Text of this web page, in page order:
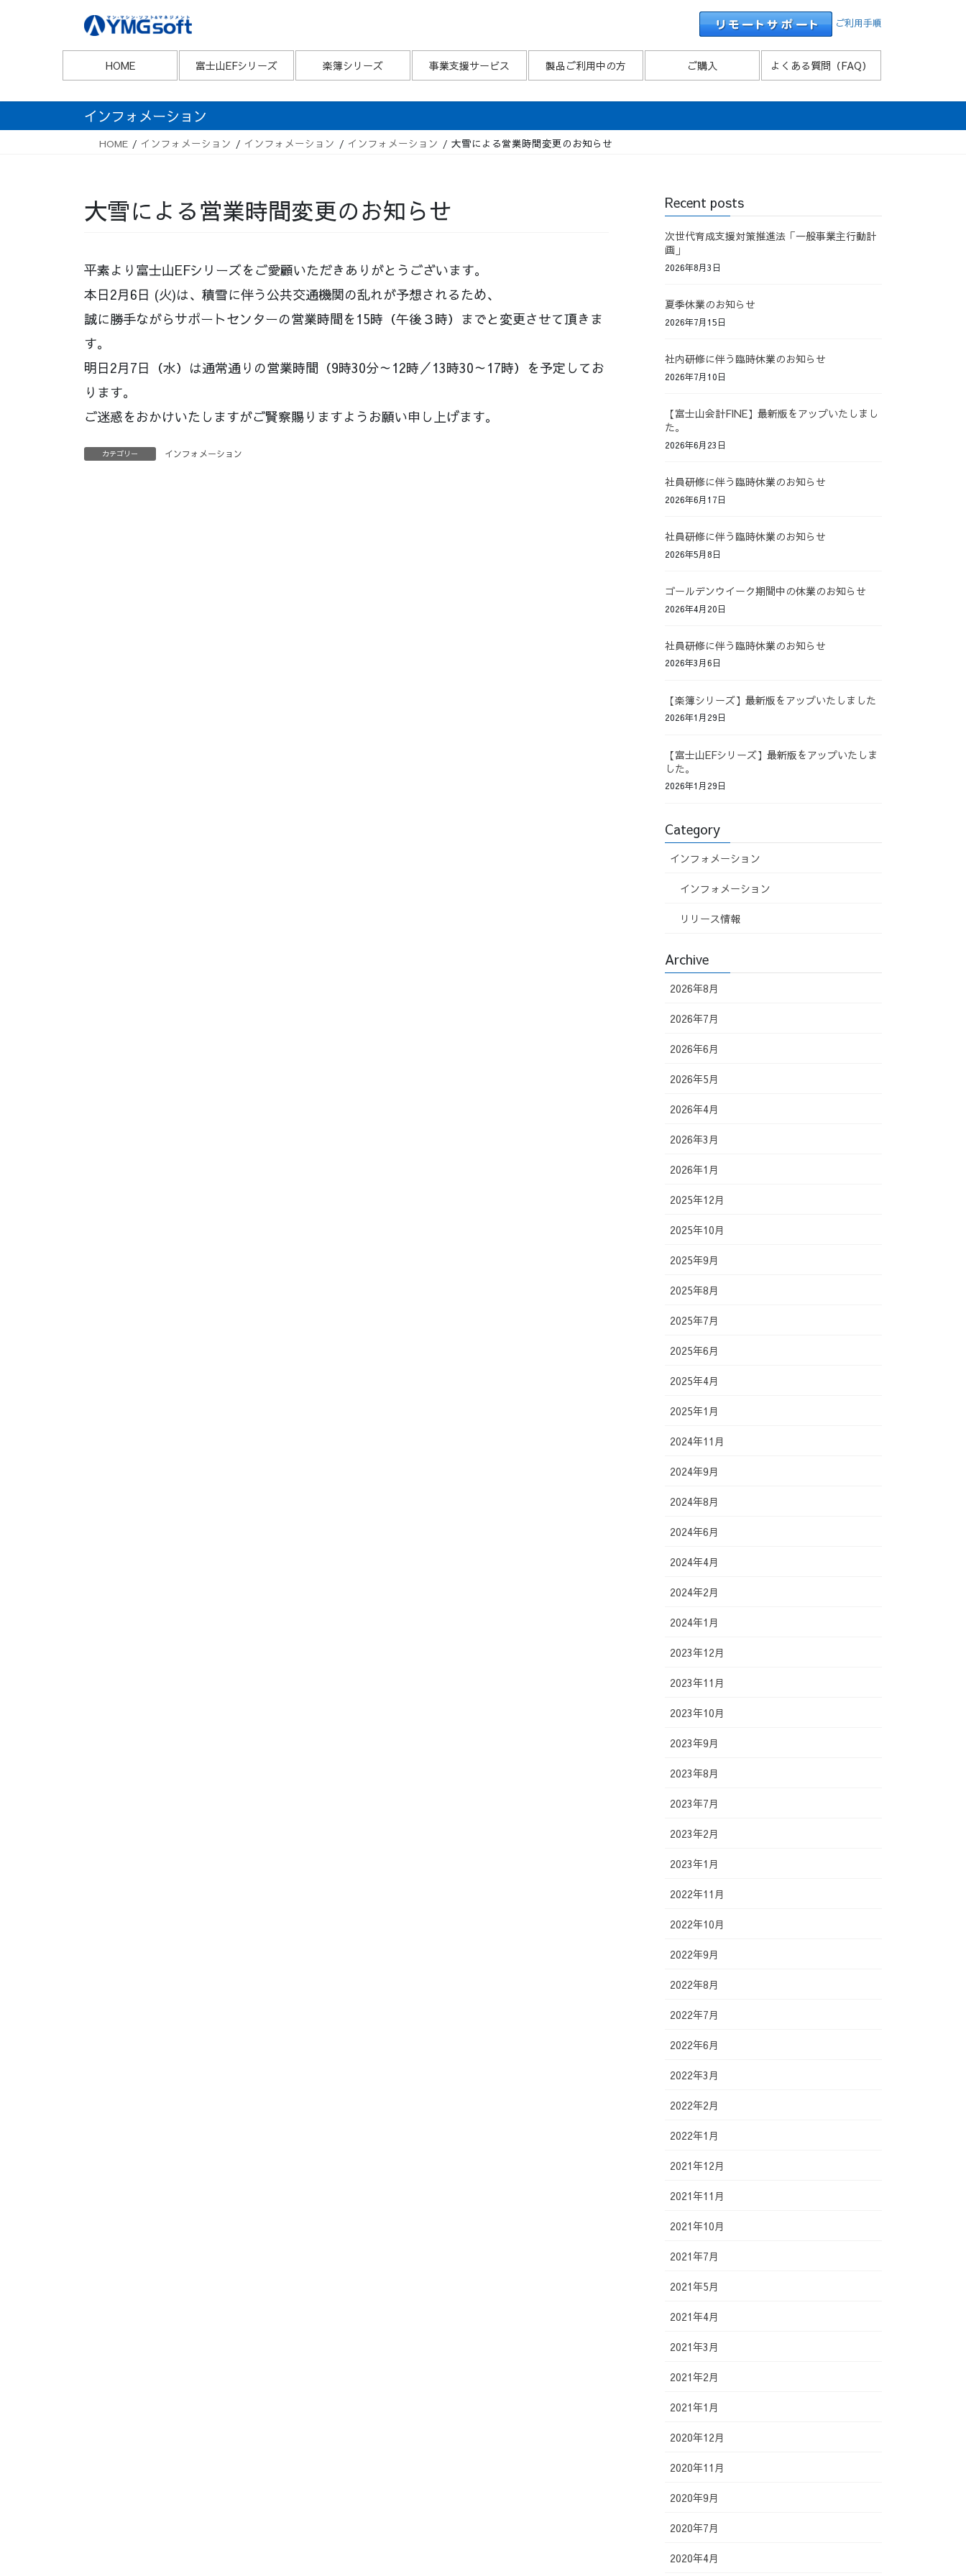
ご利用手順
HOME 富士山EFシリーズ 楽簿シリーズ 事業支援サービス 製品ご利用中の方 ご購入 よくある質問（FAQ）
インフォメーション
HOME インフォメーション インフォメーション インフォメーション 大雪による営業時間変更のお知らせ
大雪による営業時間変更のお知らせ
平素より富士山EFシリーズをご愛顧いただきありがとうございます。
本日2月6日 (火)は、積雪に伴う公共交通機関の乱れが予想されるため、
誠に勝手ながらサポートセンターの営業時間を15時（午後３時）までと変更させて頂きま
す。
明日2月7日（水）は通常通りの営業時間（9時30分～12時／13時30～17時）を予定してお
ります。
ご迷惑をおかけいたしますがご賢察賜りますようお願い申し上げます。
カテゴリー インフォメーション
Recent posts
次世代育成支援対策推進法「一般事業主行動計
画」
2026年8月3日
夏季休業のお知らせ
2026年7月15日
社内研修に伴う臨時休業のお知らせ
2026年7月10日
【富士山会計FINE】最新版をアップいたしまし
た。
2026年6月23日
社員研修に伴う臨時休業のお知らせ
2026年6月17日
社員研修に伴う臨時休業のお知らせ
2026年5月8日
ゴールデンウイーク期間中の休業のお知らせ
2026年4月20日
社員研修に伴う臨時休業のお知らせ
2026年3月6日
【楽簿シリーズ】最新版をアップいたしました
2026年1月29日
【富士山EFシリーズ】最新版をアップいたしま
した。
2026年1月29日
Category
インフォメーション
インフォメーション
リリース情報
Archive
2026年8月
2026年7月
2026年6月
2026年5月
2026年4月
2026年3月
2026年1月
2025年12月
2025年10月
2025年9月
2025年8月
2025年7月
2025年6月
2025年4月
2025年1月
2024年11月
2024年9月
2024年8月
2024年6月
2024年4月
2024年2月
2024年1月
2023年12月
2023年11月
2023年10月
2023年9月
2023年8月
2023年7月
2023年2月
2023年1月
2022年11月
2022年10月
2022年9月
2022年8月
2022年7月
2022年6月
2022年3月
2022年2月
2022年1月
2021年12月
2021年11月
2021年10月
2021年7月
2021年5月
2021年4月
2021年3月
2021年2月
2021年1月
2020年12月
2020年11月
2020年9月
2020年7月
2020年4月